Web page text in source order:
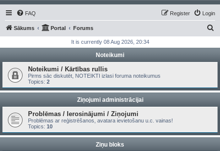
FAQ Login
Register
Sākums Portal Forums
r
h
It is currently 08 Aug 2026, 20:34
Noteikumi
Noteikumi / Kārtības rullis
Pirms sāc diskutēt, NOTEIKTI izlasi foruma noteikumus
Topics: 2
Ziņojumi administrācijai
Problēmas / Ierosinājumi / Ziņojumi
Problēmas ar reģistrēšanos, avatara ievietošanu u.c. vainas!
Topics: 10
Ziņu bloks